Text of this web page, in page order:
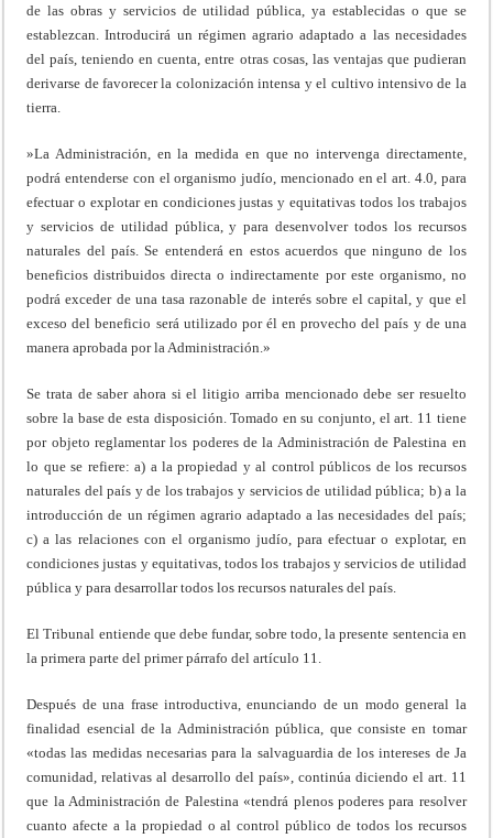
de las obras y servicios de utilidad pública, ya establecidas o que se
establezcan. Introducirá un régimen agrario adaptado a las necesidades
del país, teniendo en cuenta, entre otras cosas, las ventajas que pudieran
derivarse de favorecer la colonización intensa y el cultivo intensivo de la
tierra.
»La Administración, en la medida en que no intervenga directamente,
podrá entenderse con el organismo judío, mencionado en el art. 4.0, para
efectuar o explotar en condiciones justas y equitativas todos los trabajos
y servicios de utilidad pública, y para desenvolver todos los recursos
naturales del país. Se entenderá en estos acuerdos que ninguno de los
beneficios distribuidos directa o indirectamente por este organismo, no
podrá exceder de una tasa razonable de interés sobre el capital, y que el
exceso del beneficio será utilizado por él en provecho del país y de una
manera aprobada por la Administración.»
Se trata de saber ahora si el litigio arriba mencionado debe ser resuelto
sobre la base de esta disposición. Tomado en su conjunto, el art. 11 tiene
por objeto reglamentar los poderes de la Administración de Palestina en
lo que se refiere: a) a la propiedad y al control públicos de los recursos
naturales del país y de los trabajos y servicios de utilidad pública; b) a la
introducción de un régimen agrario adaptado a las necesidades del país;
c) a las relaciones con el organismo judío, para efectuar o explotar, en
condiciones justas y equitativas, todos los trabajos y servicios de utilidad
pública y para desarrollar todos los recursos naturales del país.
El Tribunal entiende que debe fundar, sobre todo, la presente sentencia en
la primera parte del primer párrafo del artículo 11.
Después de una frase introductiva, enunciando de un modo general la
finalidad esencial de la Administración pública, que consiste en tomar
«todas las medidas necesarias para la salvaguardia de los intereses de Ja
comunidad, relativas al desarrollo del país», continúa diciendo el art. 11
que la Administración de Palestina «tendrá plenos poderes para resolver
cuanto afecte a la propiedad o al control público de todos los recursos